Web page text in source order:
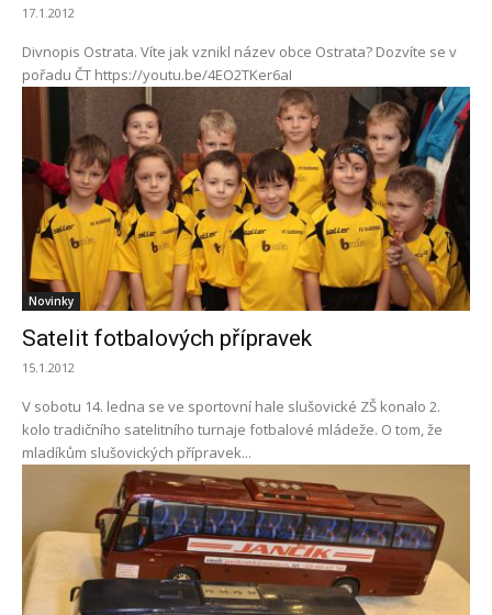
17.1.2012
Divnopis Ostrata. Víte jak vznikl název obce Ostrata? Dozvíte se v
pořadu ČT https://youtu.be/4EO2TKer6aI
Novinky
Satelit fotbalových přípravek
15.1.2012
V sobotu 14. ledna se ve sportovní hale slušovické ZŠ konalo 2.
kolo tradičního satelitního turnaje fotbalové mládeže. O tom, že
mladíkům slušovických přípravek...